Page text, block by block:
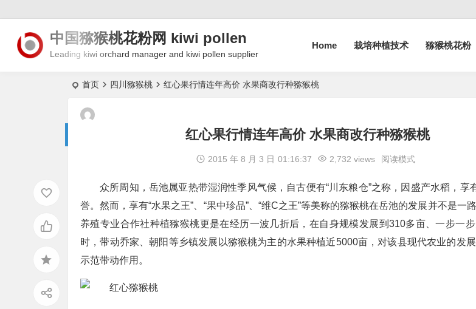
中国猕猴桃花粉网 kiwi pollen
Leading kiwi orchard manager and kiwi pollen supplier
Home 栽培种植技术 猕猴桃花粉
首页 四川猕猴桃 红心果行情连年高价 水果商改行种猕猴桃
红心果行情连年高价 水果商改行种猕猴桃
2015 年 8 月 3 日 01:16:37 2,732 views 阅读模式
众所周知，岳池属亚热带湿润性季风气候，自古便有“川东粮仓”之称，因盛产水稻，享
誉。然而，享有“水果之王”、“果中珍品”、“维C之王”等美称的猕猴桃在岳池的发展并不是一
养殖专业合作社种植猕猴桃更是在经历一波几折后，在自身规模发展到310多亩、一步一
时，带动乔家、朝阳等乡镇发展以猕猴桃为主的水果种植近5000亩，对该县现代农业的发
示范带动作用。